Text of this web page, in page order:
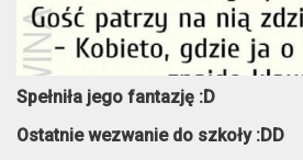
Spełniła jego fantazję :D
Ostatnie wezwanie do szkoły :DD